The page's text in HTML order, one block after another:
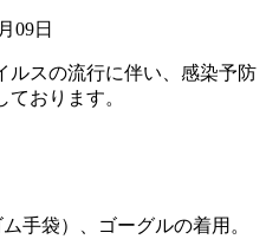
09日
ルスの流行に伴い、感染予防
おります。
手袋）、ゴーグルの着用。